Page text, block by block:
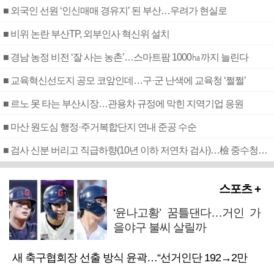
■ 외국인 선원 ‘인신매매 경유지’ 된 부산…우려가 현실로
■ 비위 논란 부산TP, 외부인사 혁신위 설치
■ 경남 농정 비전 ‘잘 사는 농촌’…스마트팜 1000㏊까지 늘린다
■ 교육혁신선도지 공모 코앞인데…구·군 난색에 교육청 ‘쩔쩔’
■ 르노 못 타는 부산시장…관용차 규정에 막힌 지역기업 응원
■ 마산 원도심 행정·주거복합단지 연내 준공 수순
■ 검사 신분 버리고 직급하향(10년 이하 저연차 검사)…檢 중수청행 기피
스포츠 +
‘윤나고황’ 꿈틀댄다…거인 가
을야구 불씨 살릴까
새 축구협회장 선출 방식 윤곽…“선거인단 192→2만